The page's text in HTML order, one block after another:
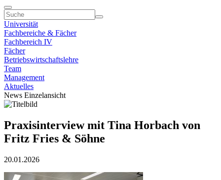
Universität
Fachbereiche & Fächer
Fachbereich IV
Fächer
Betriebswirtschaftslehre
Team
Management
Aktuelles
News Einzelansicht
Praxisinterview mit Tina Horbach von
Fritz Fries & Söhne
20.01.2026